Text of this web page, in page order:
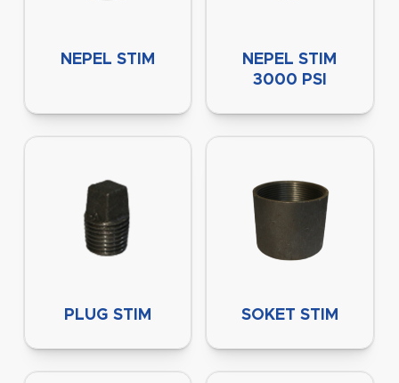
NEPEL STIM
NEPEL STIM
3000 PSI
PLUG STIM SOKET STIM